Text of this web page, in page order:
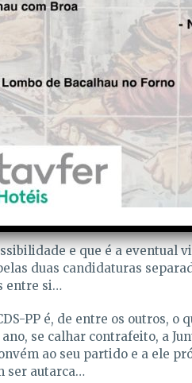
da Junta de Freguesia
a lista do CDS-PP. Quer
dois candidatos embora, a
que também ele, o actual
CDS-PP, também ele venha
o membro do CDS-PP em
e não em eventual lista CDS-
sobretudo para o CDS-PP,
do Hospital…
aliás, não será fácil dada a
assim, já não entrará um
e que é a eventual
duas candidaturas
entre si…
PP é, de entre os outros, o
se calhar contrafeito, a
ao seu partido e a ele
ser autarca…